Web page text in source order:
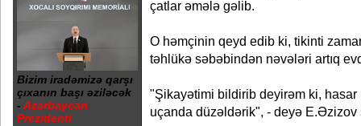
Bizim iradəmizə qarşı
çıxanın başı əziləcək
- Azərbaycan
Prezidenti
çatlar əmələ gəlib.
O həmçinin qeyd edib ki, tikinti
təhlükə səbəbindən nəvələri artıq
"Şikayətimi bildirib deyirəm ki,
uçanda düzəldərik", - deyə